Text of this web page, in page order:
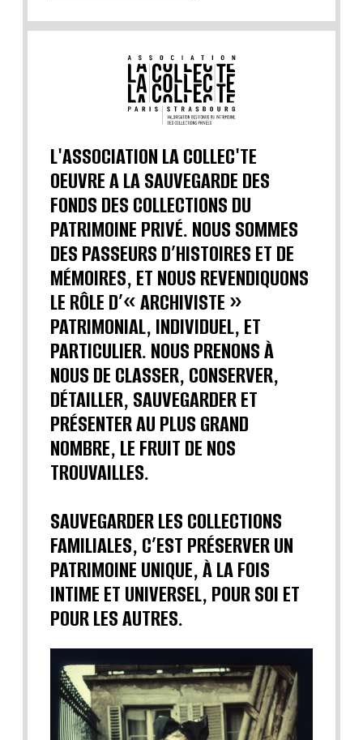
L'ASSOCIATION LA COLLEC'TE
OEUVRE A LA SAUVEGARDE DES
FONDS DES COLLECTIONS DU
PATRIMOINE PRIVÉ. NOUS SOMMES
DES PASSEURS D’HISTOIRES ET DE
MÉMOIRES, ET NOUS REVENDIQUONS
LE RÔLE D’« ARCHIVISTE »
PATRIMONIAL, INDIVIDUEL, ET
PARTICULIER. NOUS PRENONS À
NOUS DE CLASSER, CONSERVER,
DÉTAILLER, SAUVEGARDER ET
PRÉSENTER AU PLUS GRAND
NOMBRE, LE FRUIT DE NOS
TROUVAILLES.
SAUVEGARDER LES COLLECTIONS
FAMILIALES, C’EST PRÉSERVER UN
PATRIMOINE UNIQUE, À LA FOIS
INTIME ET UNIVERSEL, POUR SOI ET
POUR LES AUTRES.